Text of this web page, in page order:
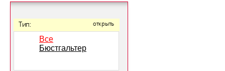
Тип: открыть
Все
Бюстгальтер